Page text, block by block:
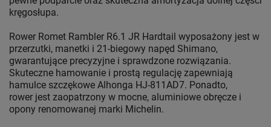
kręgosłupa.
Rower Romet Rambler R6.1 JR Hardtail wyposażony jest w
przerzutki, manetki i 21-biegowy napęd Shimano,
gwarantujące precyzyjne i sprawdzone rozwiązania.
Skuteczne hamowanie i prostą regulację zapewniają
hamulce szczękowe Alhonga HJ-811AD7. Ponadto,
rower jest zaopatrzony w mocne, aluminiowe obręcze i
opony renomowanej marki Michelin.